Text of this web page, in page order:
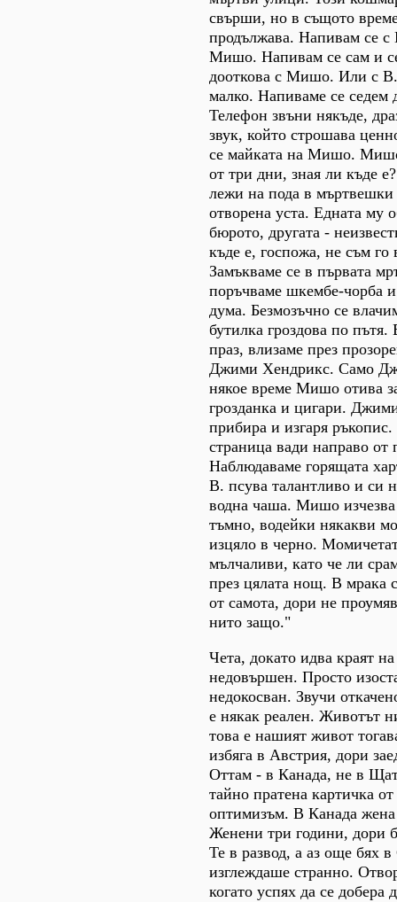
свърши, но в същото
продължава. Напивам се
Мишо. Напивам се сам и
дооткова с Мишо. Или с
малко. Напиваме се седем
Телефон звъни някъде,
звук, който строшава
се майката на Мишо.
от три дни, зная ли къде
лежи на пода в мъртвешки
отворена уста. Едната му
бюрото, другата -
къде е, госпожа, не съм го
Замъкваме се в първата
поръчваме шкембе-чорба
дума. Безмозъчно се
бутилка гроздова по
праз, влизаме през
Джими Хендрикс. Само
някое време Мишо отива
грозданка и цигари.
прибира и изгаря
страница вади направо
Наблюдаваме горящата
В. псува талантливо и си
водна чаша. Мишо
тъмно, водейки някакви
изцяло в черно.
мълчаливи, като че ли
през цялата нощ. В мрака
от самота, дори не
нито защо."
Чета, докато идва краят
недовършен. Просто
недокосван. Звучи
е някак реален. Животът
това е нашият живот
избяга в Австрия, дори
Оттам - в Канада, не в
тайно пратена картичка
оптимизъм. В Канада жена
Женени три години, дори
Те в развод, а аз още бях
изглеждаше странно.
когато успях да се